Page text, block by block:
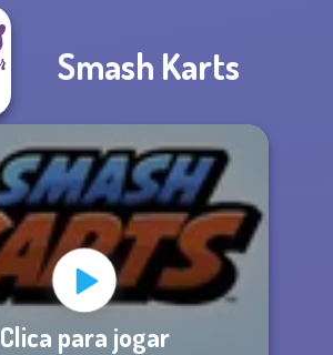
Smash Karts
Clica para jogar